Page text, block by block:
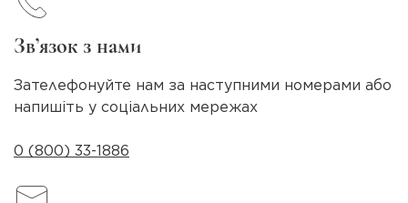
Зв’язок з нами
Зателефонуйте нам за наступними номерами або
напишіть у соціальних мережах
0 (800) 33-1886